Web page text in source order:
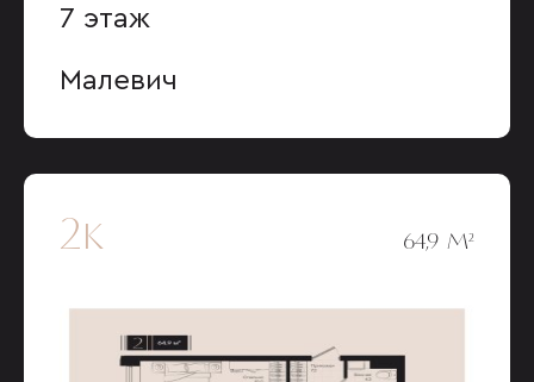
7 этаж
Малевич
2к 64,9 М²